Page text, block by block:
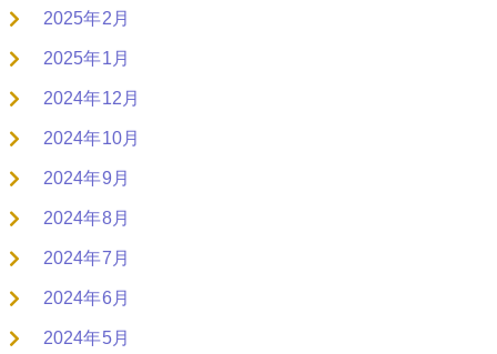
2025年2月
2025年1月
2024年12月
2024年10月
2024年9月
2024年8月
2024年7月
2024年6月
2024年5月